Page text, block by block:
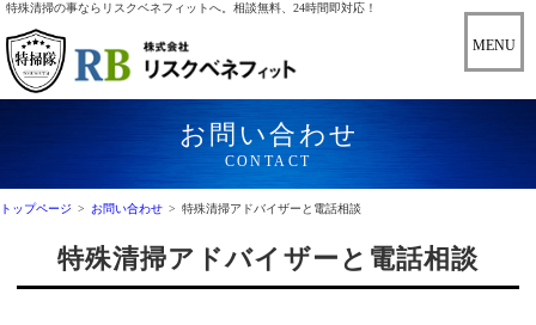
特殊清掃の事ならリスクベネフィットへ。相談無料、24時間即対応！
お問い合わせ
CONTACT
トップページ > お問い合わせ > 特殊清掃アドバイザーと電話相談
特殊清掃アドバイザーと電話相談